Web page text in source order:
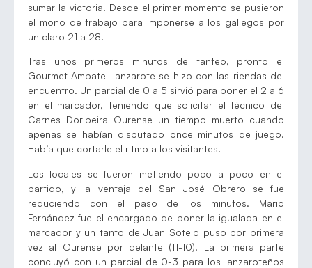
sumar la victoria. Desde el primer momento se pusieron
el mono de trabajo para imponerse a los gallegos por
un claro 21 a 28.
Tras unos primeros minutos de tanteo, pronto el
Gourmet Ampate Lanzarote se hizo con las riendas del
encuentro. Un parcial de 0 a 5 sirvió para poner el 2 a 6
en el marcador, teniendo que solicitar el técnico del
Carnes Doribeira Ourense un tiempo muerto cuando
apenas se habían disputado once minutos de juego.
Había que cortarle el ritmo a los visitantes.
Los locales se fueron metiendo poco a poco en el
partido, y la ventaja del San José Obrero se fue
reduciendo con el paso de los minutos. Mario
Fernández fue el encargado de poner la igualada en el
marcador y un tanto de Juan Sotelo puso por primera
vez al Ourense por delante (11-10). La primera parte
concluyó con un parcial de 0-3 para los lanzaroteños